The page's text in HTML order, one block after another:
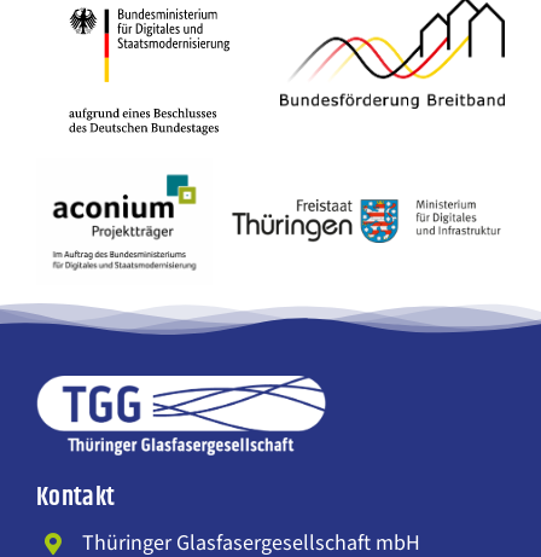
Kontakt
Thüringer Glasfasergesellschaft mbH